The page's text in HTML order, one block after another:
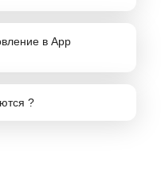
в App
?